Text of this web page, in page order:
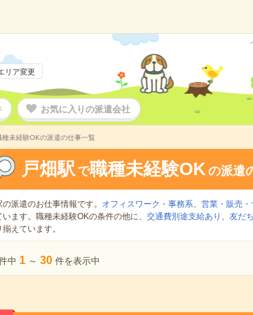
リア変更
お気に入りの派遣会社
種未経験OKの派遣の仕事一覧
戸畑駅 で職種未経験OKの派遣
の派遣のお仕事情報です。 オフィスワーク・事務系、 営業・販売
います。職種未経験OKの条件の他に、 交通費別途支給あり 、 友だ
揃えています。
中 1 ～ 30 件を表示中